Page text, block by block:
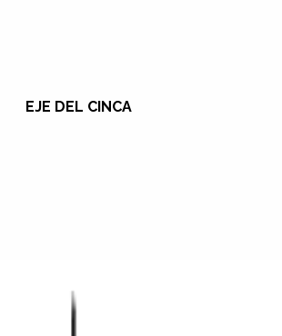
EJE DEL CINCA